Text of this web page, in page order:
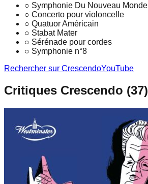
○ Symphonie Du Nouveau Monde
○ Concerto pour violoncelle
○ Quatuor Américain
○ Stabat Mater
○ Sérénade pour cordes
○ Symphonie n°8
Rechercher sur CrescendoYouTube
Critiques Crescendo (37)